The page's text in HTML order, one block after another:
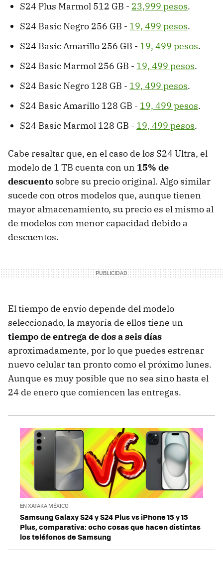
S24 Plus Marmol 512 GB - 23,999 pesos.
S24 Basic Negro 256 GB - 19, 499 pesos.
S24 Basic Amarillo 256 GB - 19, 499 pesos.
S24 Basic Marmol 256 GB - 19, 499 pesos.
S24 Basic Negro 128 GB - 19, 499 pesos.
S24 Basic Amarillo 128 GB - 19, 499 pesos.
S24 Basic Marmol 128 GB - 19, 499 pesos.
Cabe resaltar que, en el caso de los S24 Ultra, el
modelo de 1 TB cuenta con un 15% de
descuento sobre su precio original. Algo similar
sucede con otros modelos que, aunque tienen
mayor almacenamiento, su precio es el mismo al
de modelos con menor capacidad debido a
descuentos.
El tiempo de envío depende del modelo
seleccionado, la mayoría de ellos tiene un
tiempo de entrega de dos a seis días
aproximadamente, por lo que puedes estrenar
nuevo celular tan pronto como el próximo lunes.
Aunque es muy posible que no sea sino hasta el
24 de enero que comiencen las entregas.
EN XATAKA MÉXICO
Samsung Galaxy S24 y S24 Plus vs iPhone 15 y 15
Plus, comparativa: ocho cosas que hacen distintas
los teléfonos de Samsung